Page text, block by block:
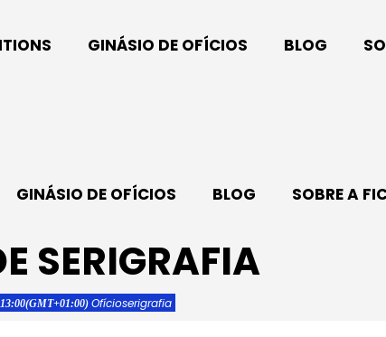
GINÁSIO DE OFÍCIOS BLOG
GINÁSIO DE OFÍCIOS BLOG SOBRE A
SERIGRAFIA
(GMT+01:00) Ofícioserigrafia